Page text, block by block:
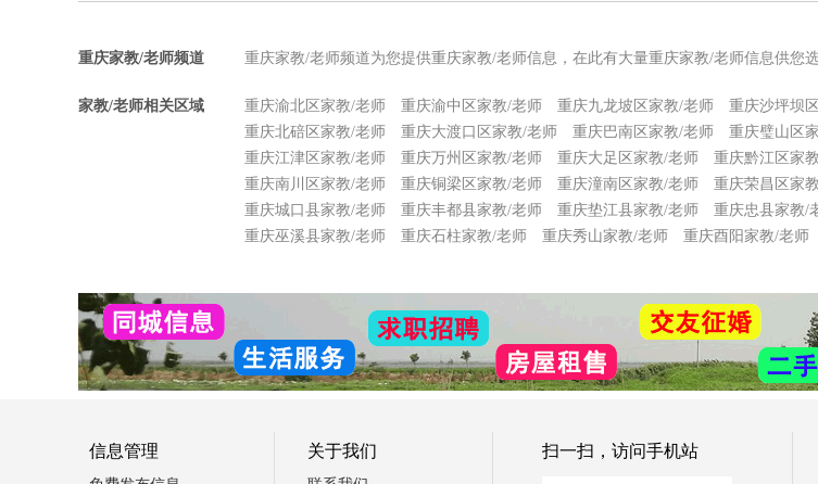
重庆家教/老师频道 重庆家教/老师频道为您提供重庆家教/老师信息，在此有大量重庆家教/老师信息供您
家教/老师相关区域 重庆渝北区家教/老师 重庆渝中区家教/老师 重庆九龙坡区家教/老师 重庆沙坪坝
重庆北碚区家教/老师
重庆大渡口区家教/老师 重庆巴南区家教/老师 重庆璧山区
重庆江津区家教/老师
重庆万州区家教/老师 重庆大足区家教/老师 重庆黔江区家
重庆南川区家教/老师
重庆铜梁区家教/老师 重庆潼南区家教/老师 重庆荣昌区家
重庆城口县家教/老师
重庆丰都县家教/老师 重庆垫江县家教/老师 重庆忠县家教/
重庆巫溪县家教/老师
重庆石柱家教/老师 重庆秀山家教/老师 重庆酉阳家教/老师
信息管理 关于我们 扫一扫，访问手机站